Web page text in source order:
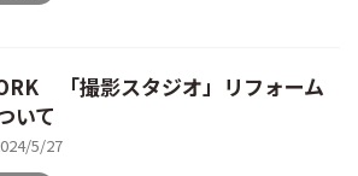
「撮影スタジオ」リフォーム
いて
5/27